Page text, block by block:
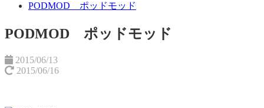
PODMOD ポッドモッド
PODMOD ポッドモッド
2015/06/13
2015/06/16